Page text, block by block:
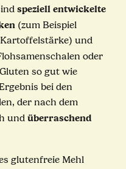
speziell entwickelte
(zum Beispiel
und
oder
so gut wie
bei den
der nach dem
und überraschend
glutenfreie Mehl